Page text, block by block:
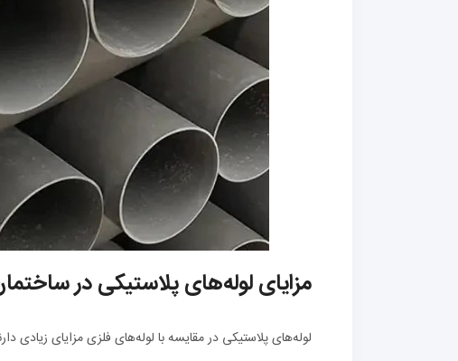
مزایای لوله‌های پلاستیکی در
لوله‌های پلاستیکی در مقایسه با لوله‌های فلزی مزایای زیادی